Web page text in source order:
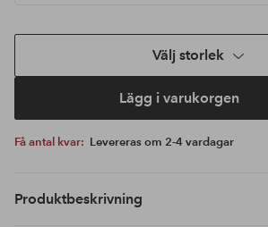
Välj storlek
Lägg i varukorgen
Få antal kvar: Levereras om 2-4 vardagar
Produktbeskrivning